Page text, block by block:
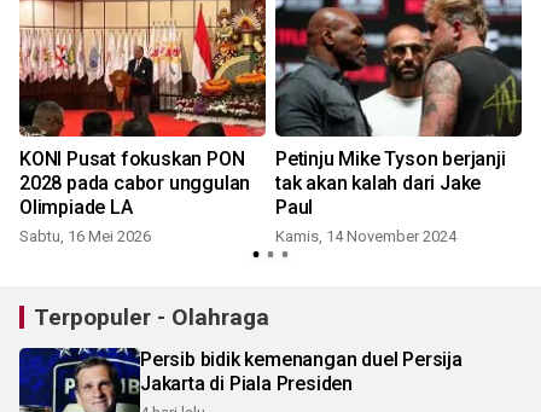
KONI Pusat fokuskan PON
2028 pada cabor unggulan
Olimpiade LA
Sabtu, 16 Mei 2026
Petinju Mike Tyson berjanji
tak akan kalah dari Jake
Paul
Kamis, 14 November 2024
Terpopuler - Olahraga
Persib bidik kemenangan duel Persija
Jakarta di Piala Presiden